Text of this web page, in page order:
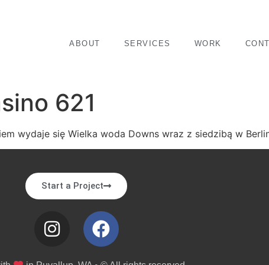
ABOUT SERVICES WORK
621
wydaje się Wielka woda Downs wraz z siedzibą w
Start a Project